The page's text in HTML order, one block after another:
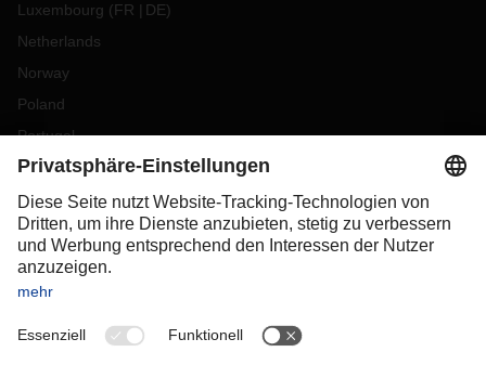
Luxembourg (FR DE)
Netherlands
Norway
Poland
Portugal
Romania
Slovakia
Spain
Sweden
Switzerland